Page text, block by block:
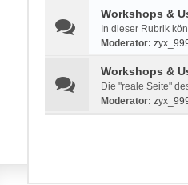
Workshops &
In dieser Rubrik
Moderator:
Workshops &
Die "reale Seite"
Moderator: